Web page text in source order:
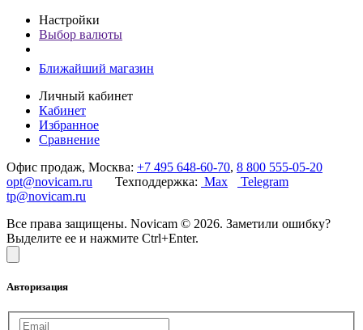
Настройки
Выбор валюты
Ближайший магазин
Личный кабинет
Кабинет
Избранное
Сравнение
Офис продаж, Москва: +7 495 648-60-70, 8 800 555-05-20
opt@novicam.ru Техподдержка: Max
Telegram
tp@novicam.ru
Все права защищены. Novicam © 2026. Заметили ошибку?
Выделите ее и нажмите Ctrl+Enter.
Авторизация